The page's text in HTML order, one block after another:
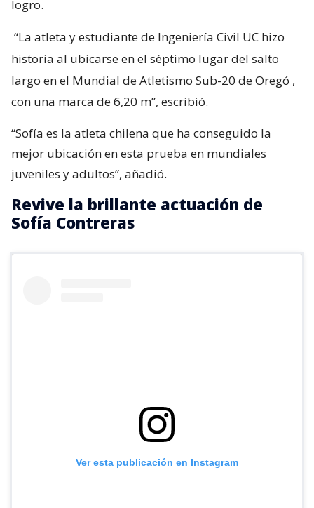
logro.
“La atleta y estudiante de Ingeniería Civil UC hizo
historia al ubicarse en el séptimo lugar del salto
largo en el Mundial de Atletismo Sub-20 de Oregó ,
con una marca de 6,20 m”, escribió.
“Sofía es la atleta chilena que ha conseguido la
mejor ubicación en esta prueba en mundiales
juveniles y adultos”, añadió.
Revive la brillante actuación de
Sofía Contreras
Ver esta publicación en Instagram